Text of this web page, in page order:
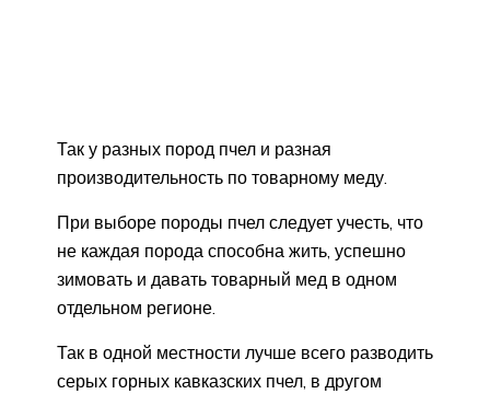
Так у разных пород пчел и разная
производительность по товарному меду.
При выборе породы пчел следует учесть, что
не каждая порода способна жить, успешно
зимовать и давать товарный мед в одном
отдельном регионе.
Так в одной местности лучше всего разводить
серых горных кавказских пчел, в другом